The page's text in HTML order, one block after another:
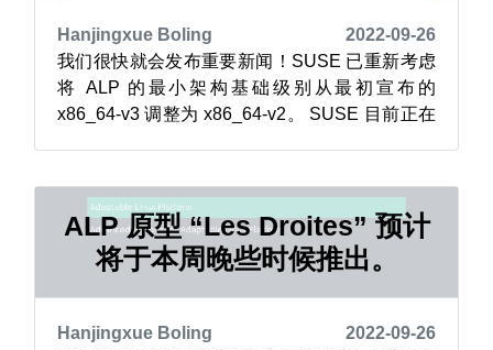
Hanjingxue Boling
2022-09-26
我们很快就会发布重要新闻！SUSE 已重新考虑
将 ALP 的最小架构基础级别从最初宣布的
x86_64-v3 调整为 x86_64-v2。 SUSE 目前正在
做的一样。 Dimstar 已经宣布 openSUSE
Factory 将...
ALP 原型 “Les Droites” 预计
将于本周晚些时候推出。
Hanjingxue Boling
2022-09-26